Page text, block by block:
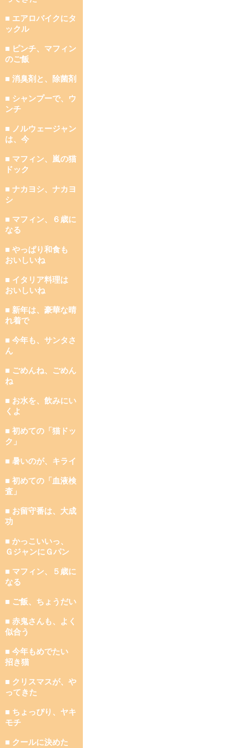
■ エアロバイクにタ
ックル
■ ピンチ、マフィン
のご飯
■ 消臭剤と、除菌剤
■ シャンプーで、ウ
ンチ
■ ノルウェージャン
は、今
■ マフィン、嵐の猫
ドック
■ ナカヨシ、ナカヨ
シ
■ マフィン、６歳に
なる
■ やっぱり和食も
おいしいね
■ イタリア料理は
おいしいね
■ 新年は、豪華な晴
れ着で
■ 今年も、サンタさ
ん
■ ごめんね、ごめん
ね
■ お水を、飲みにい
くよ
■ 初めての「猫ドッ
ク」
■ 暑いのが、キライ
■ 初めての「血液検
査」
■ お留守番は、大成
功
■ かっこいいっ、
ＧジャンにＧパン
■ マフィン、５歳に
なる
■ ご飯、ちょうだい
■ 赤鬼さんも、よく
似合う
■ 今年もめでたい
招き猫
■ クリスマスが、や
ってきた
■ ちょっぴり、ヤキ
モチ
■ クールに決めた